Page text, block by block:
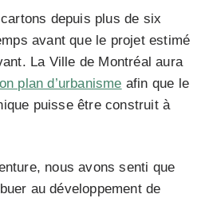
depuis plus de six
avant que le projet estimé
La Ville de Montréal aura
plan d’urbanisme afin que le
puisse être construit à
nous avons senti que
au développement de